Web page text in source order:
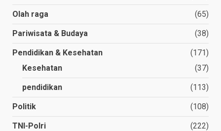
Olah raga (65)
Pariwisata & Budaya (38)
Pendidikan & Kesehatan
(171)
Kesehatan
(37)
pendidikan (113)
Politik (108)
TNI-Polri (222)